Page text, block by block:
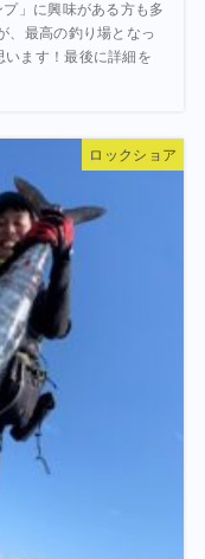
」に興味がある方も多
、最高の釣り場となっ
ます！最後に詳細を
ロックショア